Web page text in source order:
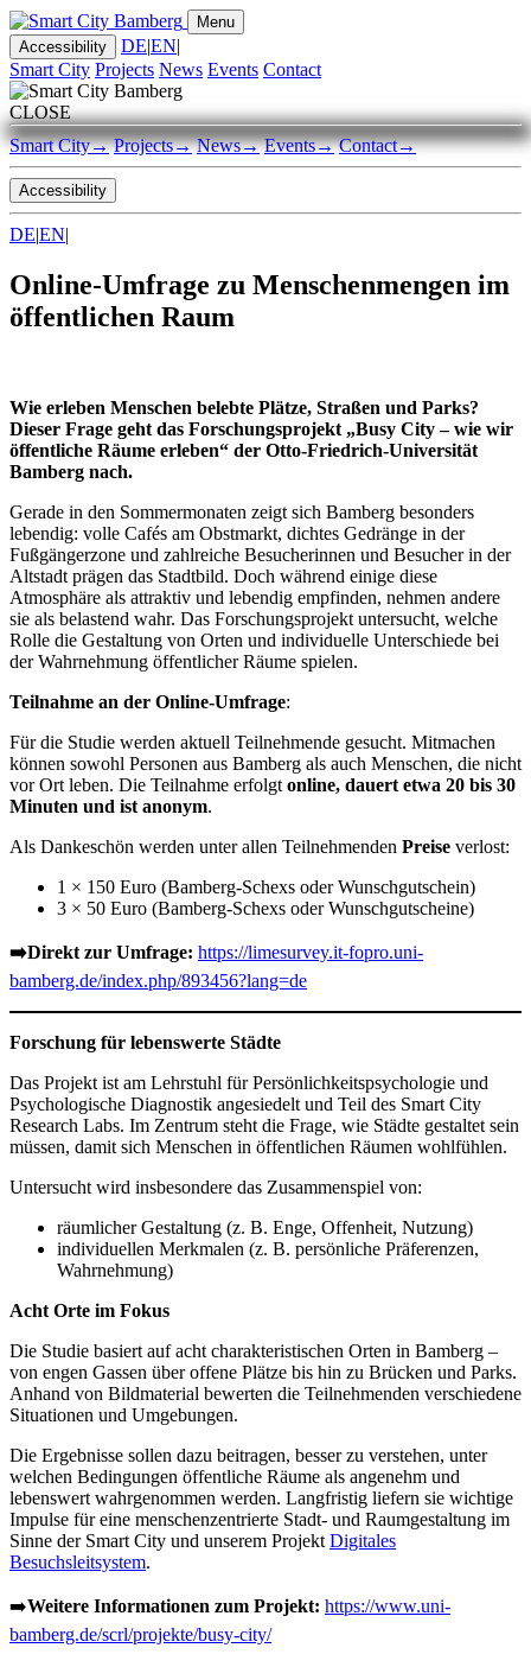
Menu
Accessibility
DE|EN|
Smart City Projects News Events Contact
CLOSE
Smart City→ Projects→ News→ Events→ Contact→
Accessibility
DE|EN|
Online-Umfrage zu Menschenmengen im
öffentlichen Raum
Wie erleben Menschen belebte Plätze, Straßen und Parks?
Dieser Frage geht das Forschungsprojekt „Busy City – wie wir
öffentliche Räume erleben“ der Otto-Friedrich-Universität
Bamberg nach.
Gerade in den Sommermonaten zeigt sich Bamberg besonders
lebendig: volle Cafés am Obstmarkt, dichtes Gedränge in der
Fußgängerzone und zahlreiche Besucherinnen und Besucher in der
Altstadt prägen das Stadtbild. Doch während einige diese
Atmosphäre als attraktiv und lebendig empfinden, nehmen andere
sie als belastend wahr. Das Forschungsprojekt untersucht, welche
Rolle die Gestaltung von Orten und individuelle Unterschiede bei
der Wahrnehmung öffentlicher Räume spielen.
Teilnahme an der Online-Umfrage:
Für die Studie werden aktuell Teilnehmende gesucht. Mitmachen
können sowohl Personen aus Bamberg als auch Menschen, die nicht
vor Ort leben. Die Teilnahme erfolgt online, dauert etwa 20 bis 30
Minuten und ist anonym.
Als Dankeschön werden unter allen Teilnehmenden Preise verlost:
1 × 150 Euro (Bamberg-Schexs oder Wunschgutschein)
3 × 50 Euro (Bamberg-Schexs oder Wunschgutscheine)
➡️Direkt zur Umfrage: https://limesurvey.it-fopro.uni-
bamberg.de/index.php/893456?lang=de
Forschung für lebenswerte Städte
Das Projekt ist am Lehrstuhl für Persönlichkeitspsychologie und
Psychologische Diagnostik angesiedelt und Teil des Smart City
Research Labs. Im Zentrum steht die Frage, wie Städte gestaltet sein
müssen, damit sich Menschen in öffentlichen Räumen wohlfühlen.
Untersucht wird insbesondere das Zusammenspiel von:
räumlicher Gestaltung (z. B. Enge, Offenheit, Nutzung)
individuellen Merkmalen (z. B. persönliche Präferenzen,
Wahrnehmung)
Acht Orte im Fokus
Die Studie basiert auf acht charakteristischen Orten in Bamberg –
von engen Gassen über offene Plätze bis hin zu Brücken und Parks.
Anhand von Bildmaterial bewerten die Teilnehmenden verschiedene
Situationen und Umgebungen.
Die Ergebnisse sollen dazu beitragen, besser zu verstehen, unter
welchen Bedingungen öffentliche Räume als angenehm und
lebenswert wahrgenommen werden. Langfristig liefern sie wichtige
Impulse für eine menschenzentrierte Stadt- und Raumgestaltung im
Sinne der Smart City und unserem Projekt Digitales
Besuchsleitsystem.
➡️Weitere Informationen zum Projekt: https://www.uni-
bamberg.de/scrl/projekte/busy-city/